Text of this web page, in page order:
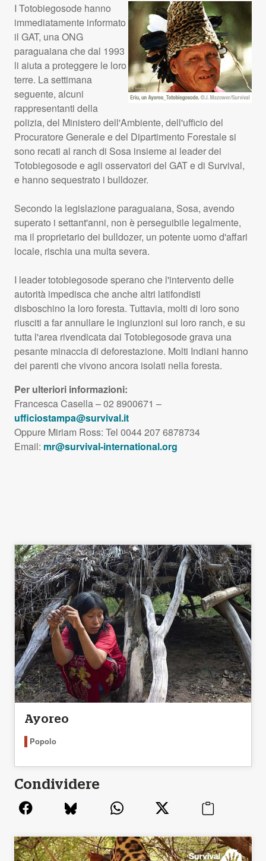
I Totobiegosode hanno
immediatamente informato
il GAT, una ONG
paraguaiana che dal 1993
li aiuta a proteggere le loro
terre. La settimana
seguente, alcuni
rappresentanti della
polizia, del Ministero dell'Ambiente, dell'ufficio del
Procuratore Generale e del Dipartimento Forestale si
sono recati al ranch di Sosa insieme ai leader dei
Totobiegosode e agli osservatori del GATe di Survival,
e hanno sequestrato i bulldozer.
Secondo la legislazione paraguaiana, Sosa, avendo
superato i settant'anni, non è perseguibile legalmente,
ma il proprietario dei bulldozer, un potente uomo d'affari
locale, rischia una multa severa.
I leader totobiegosode sperano che l'intervento delle
autorità impedisca che anche altri latifondisti
disboschino la loro foresta. Tuttavia, molti di loro sono
riusciti a far annullare le ingiunzioni sui loro ranch, e su
tutta l'area rivendicata dai Totobiegosode grava una
pesante minaccia di deforestazione. Molti Indiani hanno
dei parenti che vivono ancora isolati nella foresta.
Per ulteriori informazioni:
Francesca Casella – 02 8900671 –
ufficiostampa@survival.it
Oppure Miriam Ross: Tel 0044 207 6878734
Email: mr@survival-international.org
Ayoreo
Popolo
Condividere